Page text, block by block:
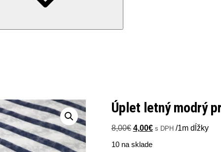
Úplet letný modrý
8,00€ Pôvodná
bola:
4,00€Aktuálna
je:
s DPH /1m dĺžky
10 na sklade